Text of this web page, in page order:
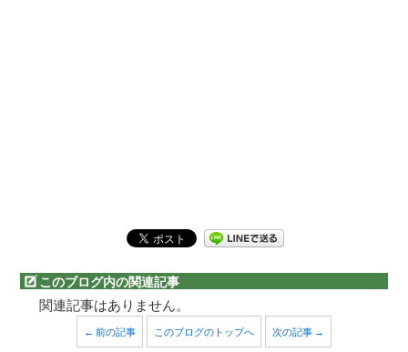
このブログ内の関連記事
関連記事はありません。
← 前の記事 このブログのトップへ 次の記事 →